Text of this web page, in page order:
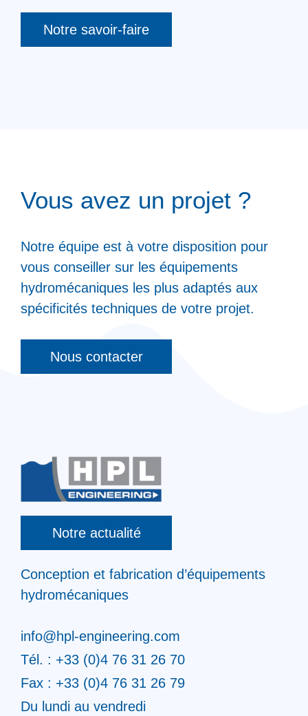
Notre savoir-faire
Vous avez un projet ?
Notre équipe est à votre disposition pour
vous conseiller sur les équipements
hydromécaniques les plus adaptés aux
spécificités techniques de votre projet.
Nous contacter
Notre actualité
Conception et fabrication d’équipements
hydromécaniques
info@hpl-engineering.com
Tél. : +33 (0)4 76 31 26 70
Fax : +33 (0)4 76 31 26 79
Du lundi au vendredi